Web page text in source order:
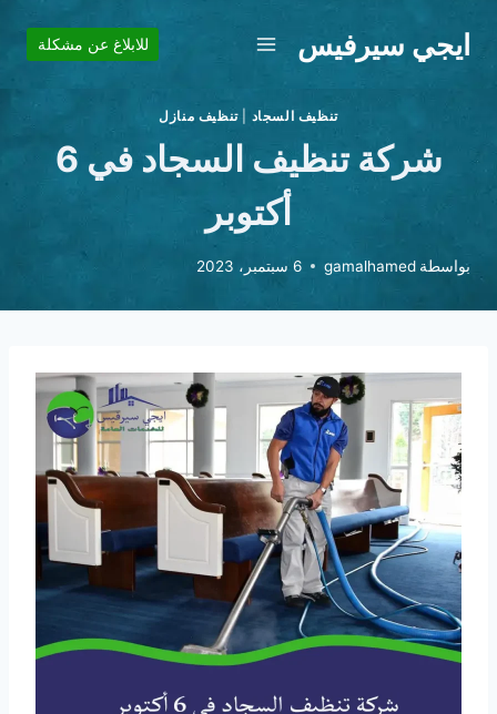
ايجي سيرفيس للابلاغ عن مشكلة
تنظيف السجاد |تنظيف منازل
شركة تنظيف السجاد في 6
أكتوبر
بواسطة gamalhamed 6 سبتمبر، 2023